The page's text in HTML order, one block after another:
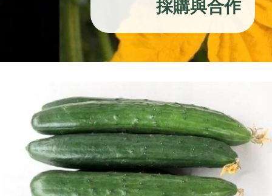
採購與合作